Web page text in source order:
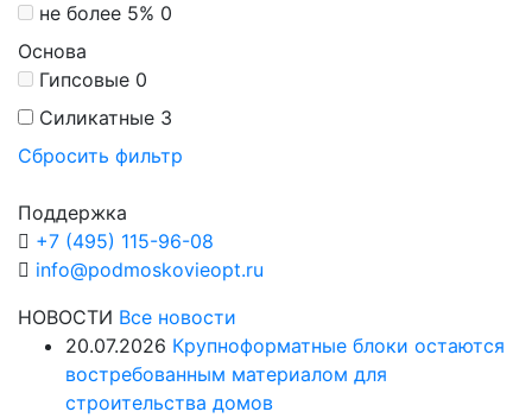
не более 5% 0
Основа
Гипсовые 0
Силикатные 3
Сбросить фильтр
Поддержка
+7 (495) 115-96-08
info@podmoskovieopt.ru
НОВОСТИ Все новости
20.07.2026 Крупноформатные блоки остаются
востребованным материалом для
строительства домов